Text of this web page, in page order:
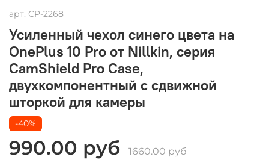
арт. CP-2268
Усиленный чехол синего цвета на
OnePlus 10 Pro от Nillkin, серия
CamShield Pro Case,
двухкомпонентный с сдвижной
шторкой для камеры
-40%
990.00 руб
1660.00 руб